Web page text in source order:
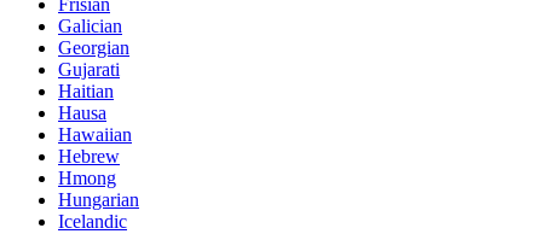
Frisian
Galician
Georgian
Gujarati
Haitian
Hausa
Hawaiian
Hebrew
Hmong
Hungarian
Icelandic